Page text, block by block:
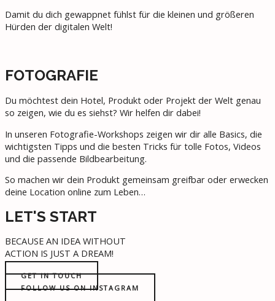
Damit du dich gewappnet fühlst für die kleinen und größeren
Hürden der digitalen Welt!
FOTOGRAFIE
Du möchtest dein Hotel, Produkt oder Projekt der Welt genau
so zeigen, wie du es siehst? Wir helfen dir dabei!
In unseren Fotografie-Workshops zeigen wir dir alle Basics, die
wichtigsten Tipps und die besten Tricks für tolle Fotos, Videos
und die passende Bildbearbeitung.
So machen wir dein Produkt gemeinsam greifbar oder erwecken
deine Location online zum Leben…
LET'S START
BECAUSE AN IDEA WITHOUT
ACTION IS JUST A DREAM!
GET IN TOUCH
FOLLOW US ON INSTAGRAM